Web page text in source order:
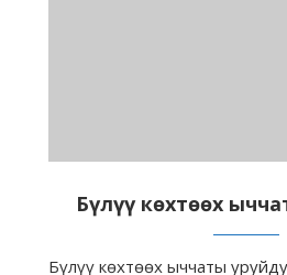
Бүлүү көхтөөх
Бүлүү көхтөөх ыччаты